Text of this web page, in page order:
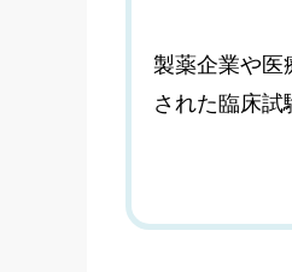
製薬企業や
された臨床試